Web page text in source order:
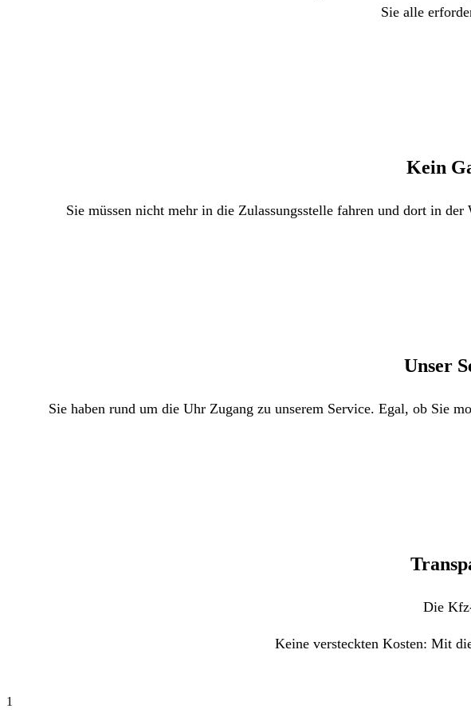
Sie alle
Kein
Sie müssen nicht mehr in die Zulassungsstelle fahren und dort in
Unser
Sie haben rund um die Uhr Zugang zu unserem Service. Egal, ob Sie
Die
Keine versteckten Kosten: Mit
1